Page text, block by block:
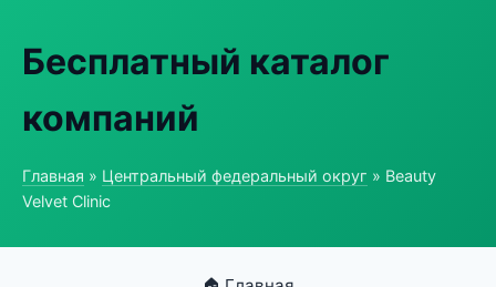
Бесплатный каталог
компаний
Главная » Центральный федеральный округ » Beauty
Velvet Clinic